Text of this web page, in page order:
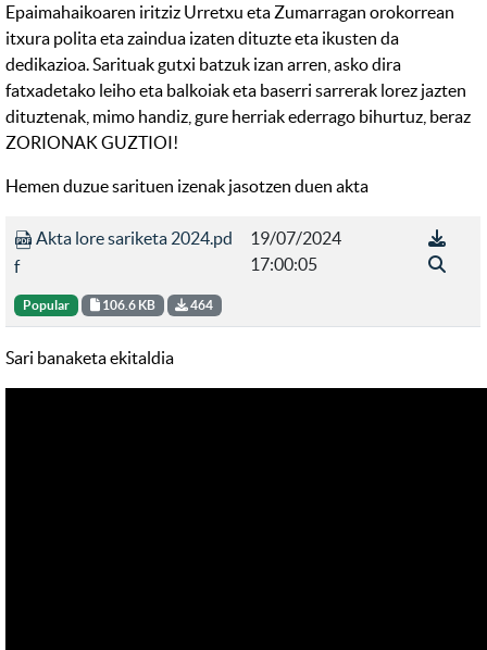
Epaimahaikoaren iritziz Urretxu eta Zumarragan orokorrean
itxura polita eta zaindua izaten dituzte eta ikusten da
dedikazioa. Sarituak gutxi batzuk izan arren, asko dira
fatxadetako leiho eta balkoiak eta baserri sarrerak lorez jazten
dituztenak, mimo handiz, gure herriak ederrago bihurtuz, beraz
ZORIONAK GUZTIOI!
Hemen duzue sarituen izenak jasotzen duen akta
Akta lore sariketa 2024.pd
f
Popular 106.6 KB 464
19/07/2024
17:00:05
Sari banaketa ekitaldia